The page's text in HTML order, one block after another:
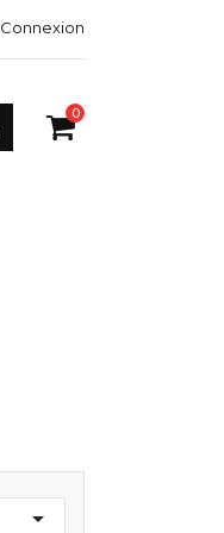
Connexion
0
